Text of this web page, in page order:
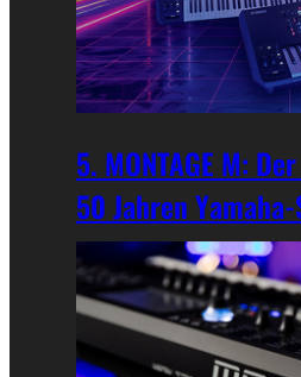
5. MONTAGE M:
50 Jahren